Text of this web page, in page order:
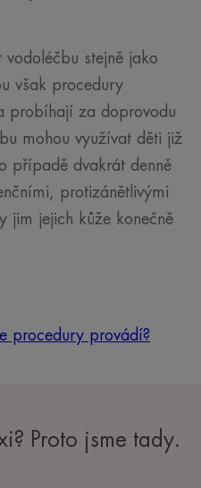
vodoléčbu stejně jako
však procedury
probíhají za doprovodu
mohou využívat děti již
případě dvakrát denně
protizánětlivými
jim jejich kůže konečně
procedury provádí?
Proto jsme tady.